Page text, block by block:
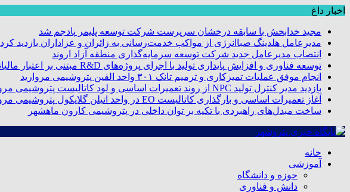
اخبار داغ
مجید خدابخش با سابقه درخشان سرپرست شرکت توسعه پلیمر پادجم شد
مدیرعامل هلدینگ صباانرژی از مواکب خدمت‌رسانی به زائران و عزاداران بازدید کرد
انتصاب مدیرعامل جدید شرکت توسعه سرمایه‌گذاری منطقه آزاد اروند
توسعه فناوری و افزایش پایداری تولید با اجرای پروژه‌های R&D مبتنی بر اعتبار مالیاتی
انجام موفق عملیات تمیزکاری و ترمیم تانک ۳۰۱ واحد الفین پتروشیمی مروارید
بازدید مدیر کنترل تولید NPC از روند تعمیرات اساسی و لود کاتالیست پتروشیمی مروارید
آغاز تعمیرات اساسی و بارگذاری کاتالیست EO در واحد اتیلن گلایکول پتروشیمی مروارید
ساخت مبدل‌های راهبردی با تکیه بر توان داخلی در پتروشیمی کارون ماهشهر
خانه
آموزشی
حوزه و دانشگاه
دانش و فناوری